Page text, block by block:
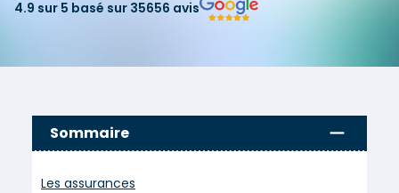
4.9 sur 5 basé sur 35656 avis
Sommaire
Les assurances